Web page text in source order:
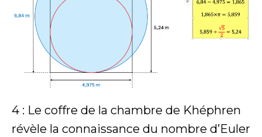
4 : Le coffre de la chambre de Khéphren
révèle la connaissance du nombre d’Euler